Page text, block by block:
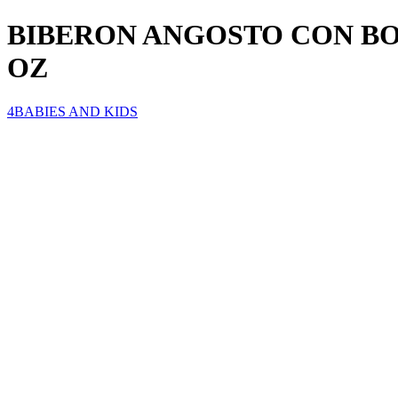
BIBERON ANGOSTO CON
OZ
4BABIES AND KIDS